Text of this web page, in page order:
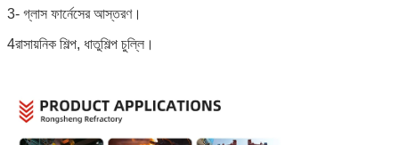
3- গ্লাস ফার্নেসের আস্তরণ।
4রাসায়নিক শিল্প, ধাতুশিল্প চুল্লি।